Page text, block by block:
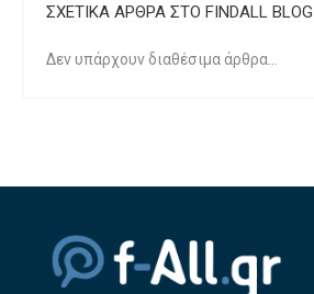
ΣΧΕΤΙΚΑ ΑΡΘΡΑ ΣΤΟ FINDALL BLOG
Δεν υπάρχουν διαθέσιμα άρθρα...